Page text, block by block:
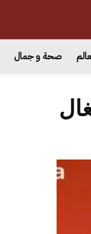
صحة و جمال